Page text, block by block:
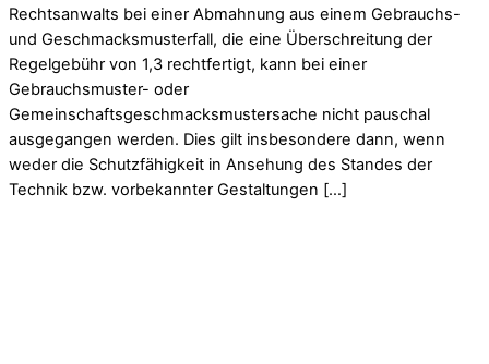
Rechtsanwalts bei einer Abmahnung aus einem Gebrauchs-
und Geschmacksmusterfall, die eine Überschreitung der
Regelgebühr von 1,3 rechtfertigt, kann bei einer
Gebrauchsmuster- oder
Gemeinschaftsgeschmacksmustersache nicht pauschal
ausgegangen werden. Dies gilt insbesondere dann, wenn
weder die Schutzfähigkeit in Ansehung des Standes der
Technik bzw. vorbekannter Gestaltungen […]